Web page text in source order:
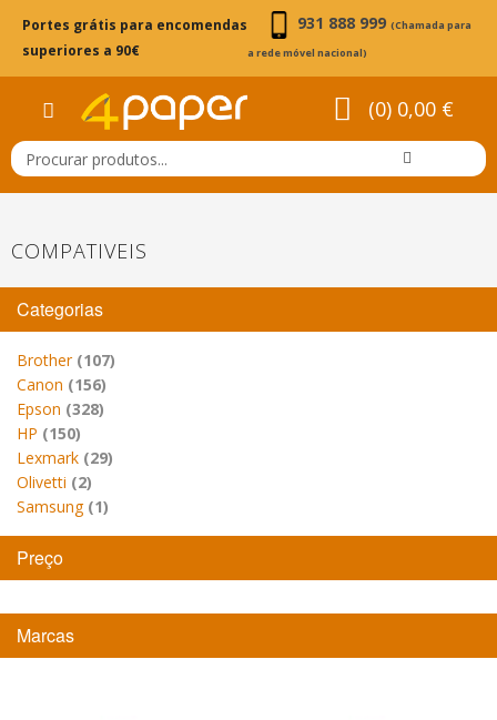
Portes grátis para encomendas
superiores a 90€
931 888 999 (Chamada para
a rede móvel nacional)
(0) 0,00 €
COMPATIVEIS
Categorias
Brother (107)
Canon (156)
Epson (328)
HP (150)
Lexmark (29)
Olivetti (2)
Samsung (1)
Preço
Marcas